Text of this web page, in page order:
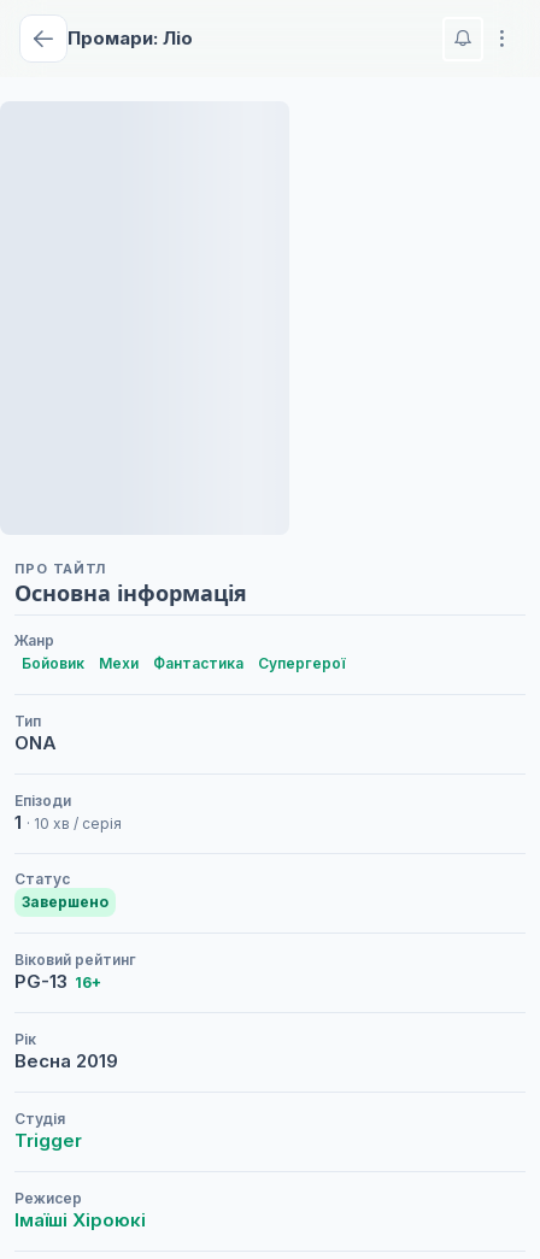
Промари: Ліо
ПРО ТАЙТЛ
Основна інформація
Жанр
Бойовик
Мехи Фантастика Супергерої
Тип
ONA
Епізоди
1 · 10 хв / серія
Статус
Завершено
Віковий рейтинг
PG-13 16+
Рік
Весна 2019
Студія
Trigger
Режисер
Імаїші Хіроюкі